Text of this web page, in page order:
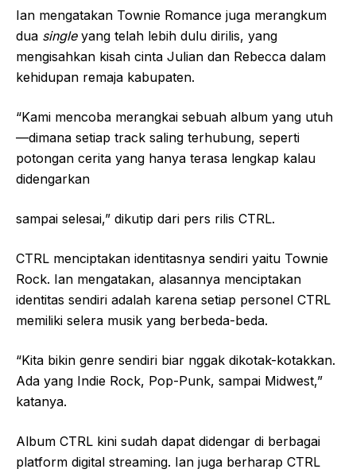
Ian mengatakan Townie Romance juga merangkum
dua singleyang telah lebih dulu dirilis, yang
mengisahkan kisah cinta Julian dan Rebecca dalam
kehidupan remaja kabupaten.
“Kami mencoba merangkai sebuah album yang utuh
—dimana setiap track saling terhubung, seperti
potongan cerita yang hanya terasa lengkap kalau
didengarkan
sampai selesai,” dikutip dari pers rilis CTRL.
CTRL menciptakan identitasnya sendiri yaitu Townie
Rock. Ian mengatakan, alasannya menciptakan
identitas sendiri adalah karena setiap personel CTRL
memiliki selera musik yang berbeda-beda.
“Kita bikin genre sendiri biar nggak dikotak-kotakkan.
Ada yang Indie Rock, Pop-Punk, sampai Midwest,”
katanya.
Album CTRL kini sudah dapat didengar di berbagai
platform digital streaming. Ian juga berharap CTRL